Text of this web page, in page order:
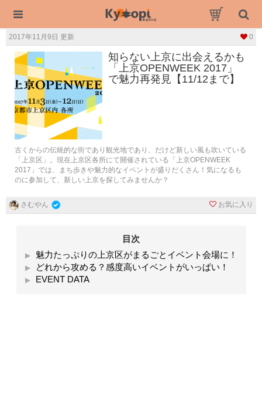
2017年11月9日 更新 0
知らない上京に出会えるかも
「上京OPENWEEK 2017」
で魅力再発見【11/12まで】
古くからの伝統的な街であり観光地であり、だけど新しい風も吹いている
「上京区」。現在上京区各所にて開催されている「上京OPENWEEK
2017」では、まち歩きや魅力的なイベントが盛りだくさん！気になるも
のに参加して、新しい上京を探してみませんか？
さむやん お気に入り
目次
魅力たっぷりの上京区がまるごとイベント会場に！
どれから攻める？感度高いイベントがいっぱい！
EVENT DATA